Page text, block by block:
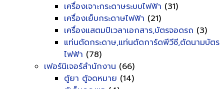
เครื่องเจาะกระดาษระบบไฟฟ้า (31)
เครื่องเย็บกระดาษไฟฟ้า (21)
เครื่องแสตมป์เวลาเอกสาร,บัตรจอดรถ (3)
แท่นตัดกระดาษ,แท่นตัดการ์ดพีวีซี,ตัดนามบัตร
ไฟฟ้า (78)
เฟอร์นิเจอร์สำนักงาน (66)
ตู้ยา ตู้จดหมาย (14)